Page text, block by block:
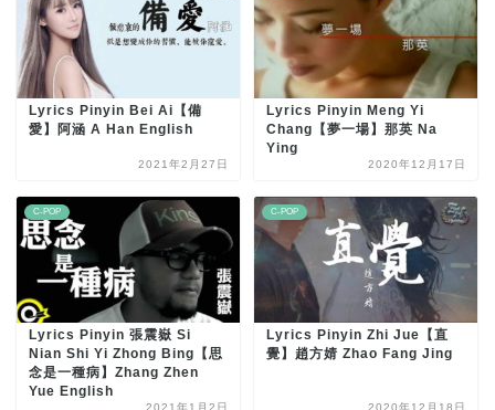
Lyrics Pinyin Bei Ai【備
愛】阿涵 A Han English
2021年2月27日
Lyrics Pinyin Meng Yi
Chang【夢一場】那英 Na
Ying
2020年12月17日
C-POP
Lyrics Pinyin 張震嶽 Si
Nian Shi Yi Zhong Bing【思
念是一種病】Zhang Zhen
Yue English
2021年1月2日
C-POP
Lyrics Pinyin Zhi Jue【直
覺】趙方婧 Zhao Fang Jing
2020年12月18日